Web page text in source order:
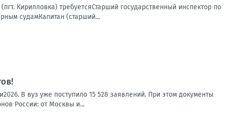
Кирилловка) требуетсяСтарший государственный инспектор по
судамКапитан (старший...
В вуз уже поступило 15 528 заявлений. При этом документы
России: от Москвы и...